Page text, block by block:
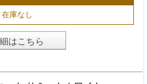
在庫なし
はこちら